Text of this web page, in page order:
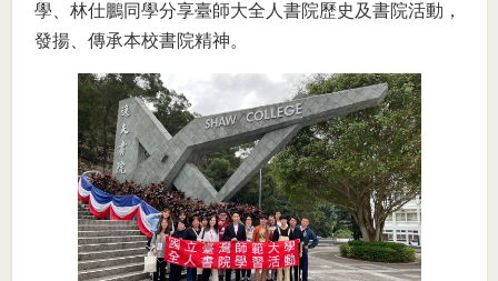
學、林仕鵬同學分享臺師大全人書院歷史及書院活動，
發揚、傳承本校書院精神。